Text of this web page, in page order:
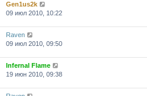
Gen1us2k
09 июл 2010, 10:22
Raven
09 июл 2010, 09:50
Infernal Flame
19 июн 2010, 09:38